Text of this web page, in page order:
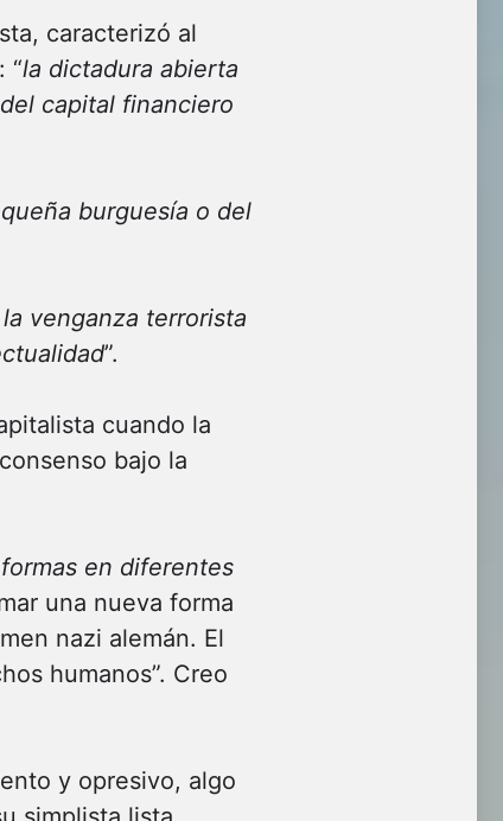
caracterizó al
“la dictadura abierta
capital financiero
burguesía o del
venganza terrorista
”.
cuando la
bajo la
en diferentes
una nueva forma
nazi alemán. El
humanos”. Creo
y opresivo, algo